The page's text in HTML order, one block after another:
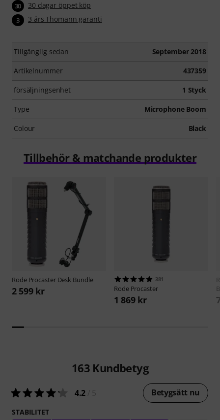
30 30 dagar öppet köp
3 3 års Thomann garanti
Tillgänglig sedan September 2018
Artikelnummer 437359
försäljningsenhet 1 Styck
Type Microphone Boom
Colour Black
Tillbehör & matchande produkter
Rode Procaster Desk Bundle
2 599 kr
381
Rode Procaster
1 869 kr
163 Kundbetyg
4.2 Betygsätt nu
STABILITET